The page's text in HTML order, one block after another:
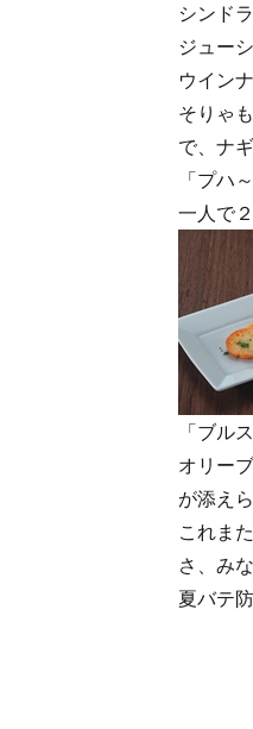
シンド
ジュー
ウイン
そりゃ
で、ナ
「プハ
一人で
「ブル
オリー
が添え
これま
さ、み
夏バテ